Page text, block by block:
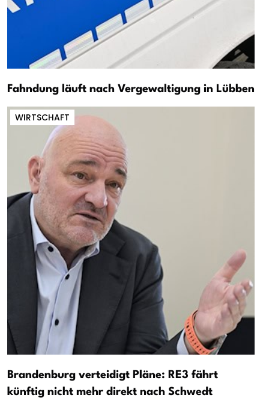
Fahndung läuft nach Vergewaltigung in Lübben
WIRTSCHAFT
Brandenburg verteidigt Pläne: RE3 fährt
künftig nicht mehr direkt nach Schwedt